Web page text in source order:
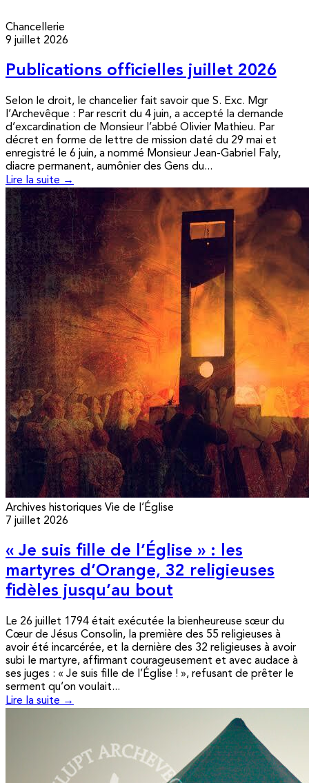
Chancellerie
9 juillet 2026
Publications officielles juillet 2026
Selon le droit, le chancelier fait savoir que S. Exc. Mgr
l’Archevêque : Par rescrit du 4 juin, a accepté la demande
d’excardination de Monsieur l’abbé Olivier Mathieu. Par
décret en forme de lettre de mission daté du 29 mai et
enregistré le 6 juin, a nommé Monsieur Jean-Gabriel Faly,
diacre permanent, aumônier des Gens du...
Lire la suite →
Archives historiques Vie de l’Église
7 juillet 2026
« Je suis fille de l’Église » : les
martyres d’Orange, 32 religieuses
fidèles jusqu’au bout
Le 26 juillet 1794 était exécutée la bienheureuse sœur du
Cœur de Jésus Consolin, la première des 55 religieuses à
avoir été incarcérée, et la dernière des 32 religieuses à avoir
subi le martyre, affirmant courageusement et avec audace à
ses juges : « Je suis fille de l’Église ! », refusant de prêter le
serment qu’on voulait...
Lire la suite →